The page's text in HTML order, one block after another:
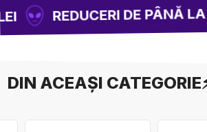
REDUCERI DE PÂNĂ LA
DIN ACEAȘI